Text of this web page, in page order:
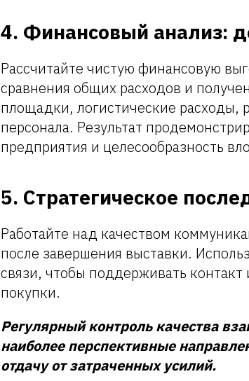
4. Финансовый анализ:
Рассчитайте чистую финансовую
сравнения общих расходов и
площадки, логистические расходы,
персонала. Результат
предприятия и целесообразность
5. Стратегическое
Работайте над качеством
после завершения выставки.
связи, чтобы поддерживать
покупки.
Регулярный контроль качества
наиболее перспективные
отдачу от затраченных усилий.